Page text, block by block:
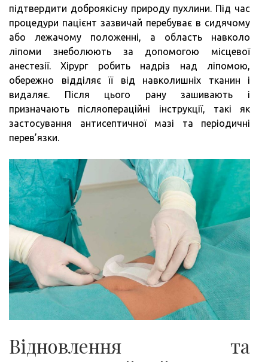
підтвердити доброякісну природу пухлини. Під час
процедури пацієнт зазвичай перебуває в сидячому
або лежачому положенні, а область навколо
ліпоми знеболюють за допомогою місцевої
анестезії. Хірург робить надріз над ліпомою,
обережно відділяє її від навколишніх тканин і
видаляє. Після цього рану зашивають і
призначають післяопераційні інструкції, такі як
застосування антисептичної мазі та періодичні
перев’язки.
Відновлення та